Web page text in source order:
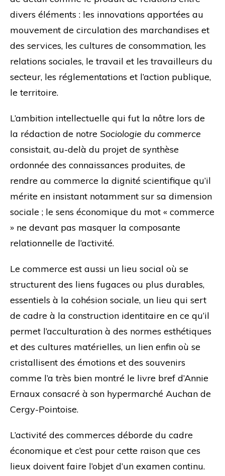
divers éléments : les innovations apportées au
mouvement de circulation des marchandises et
des services, les cultures de consommation, les
relations sociales, le travail et les travailleurs du
secteur, les réglementations et l’action publique,
le territoire.
L’ambition intellectuelle qui fut la nôtre lors de
la rédaction de notre Sociologie du commerce
consistait, au-delà du projet de synthèse
ordonnée des connaissances produites, de
rendre au commerce la dignité scientifique qu’il
mérite en insistant notamment sur sa dimension
sociale ; le sens économique du mot « commerce
» ne devant pas masquer la composante
relationnelle de l’activité.
Le commerce est aussi un lieu social où se
structurent des liens fugaces ou plus durables,
essentiels à la cohésion sociale, un lieu qui sert
de cadre à la construction identitaire en ce qu’il
permet l’acculturation à des normes esthétiques
et des cultures matérielles, un lien enfin où se
cristallisent des émotions et des souvenirs
comme l’a très bien montré le livre bref d’Annie
Ernaux consacré à son hypermarché Auchan de
Cergy-Pointoise.
L’activité des commerces déborde du cadre
économique et c’est pour cette raison que ces
lieux doivent faire l’objet d’un examen continu.